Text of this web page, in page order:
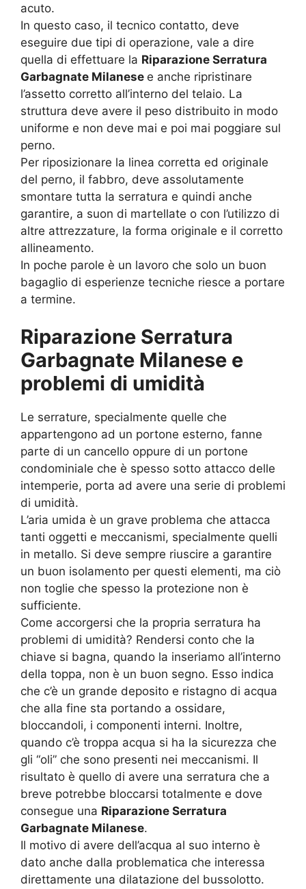
acuto.
In questo caso, il tecnico contatto, deve
eseguire due tipi di operazione, vale a dire
quella di effettuare la Riparazione Serratura
Garbagnate Milanese e anche ripristinare
l’assetto corretto all’interno del telaio. La
struttura deve avere il peso distribuito in modo
uniforme e non deve mai e poi mai poggiare sul
perno.
Per riposizionare la linea corretta ed originale
del perno, il fabbro, deve assolutamente
smontare tutta la serratura e quindi anche
garantire, a suon di martellate o con l’utilizzo di
altre attrezzature, la forma originale e il corretto
allineamento.
In poche parole è un lavoro che solo un buon
bagaglio di esperienze tecniche riesce a portare
a termine.
Riparazione Serratura
Garbagnate Milanese e
problemi di umidità
Le serrature, specialmente quelle che
appartengono ad un portone esterno, fanne
parte di un cancello oppure di un portone
condominiale che è spesso sotto attacco delle
intemperie, porta ad avere una serie di problemi
di umidità.
L’aria umida è un grave problema che attacca
tanti oggetti e meccanismi, specialmente quelli
in metallo. Si deve sempre riuscire a garantire
un buon isolamento per questi elementi, ma ciò
non toglie che spesso la protezione non è
sufficiente.
Come accorgersi che la propria serratura ha
problemi di umidità? Rendersi conto che la
chiave si bagna, quando la inseriamo all’interno
della toppa, non è un buon segno. Esso indica
che c’è un grande deposito e ristagno di acqua
che alla fine sta portando a ossidare,
bloccandoli, i componenti interni. Inoltre,
quando c’è troppa acqua si ha la sicurezza che
gli “oli” che sono presenti nei meccanismi. Il
risultato è quello di avere una serratura che a
breve potrebbe bloccarsi totalmente e dove
consegue una Riparazione Serratura
Garbagnate Milanese.
Il motivo di avere dell’acqua al suo interno è
dato anche dalla problematica che interessa
direttamente una dilatazione del bussolotto.